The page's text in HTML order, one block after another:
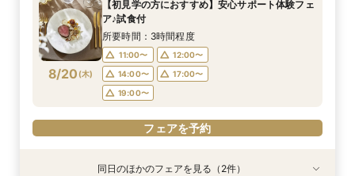
8/19(水)
12:00〜
15:00〜
17:00〜
18:00〜
フェアを予約
8/19(水)
12:00〜
15:00〜
17:00〜
18:00〜
フェアを予約
8/20 (木)
【初見学の方におすすめ】安心サポート体験フェ
ア♪試食付
所要時間：3時間程度
11:00〜
12:00〜
14:00〜
17:00〜
19:00〜
フェアを予約
特典あり同日のほかのフェアを見る（2件）